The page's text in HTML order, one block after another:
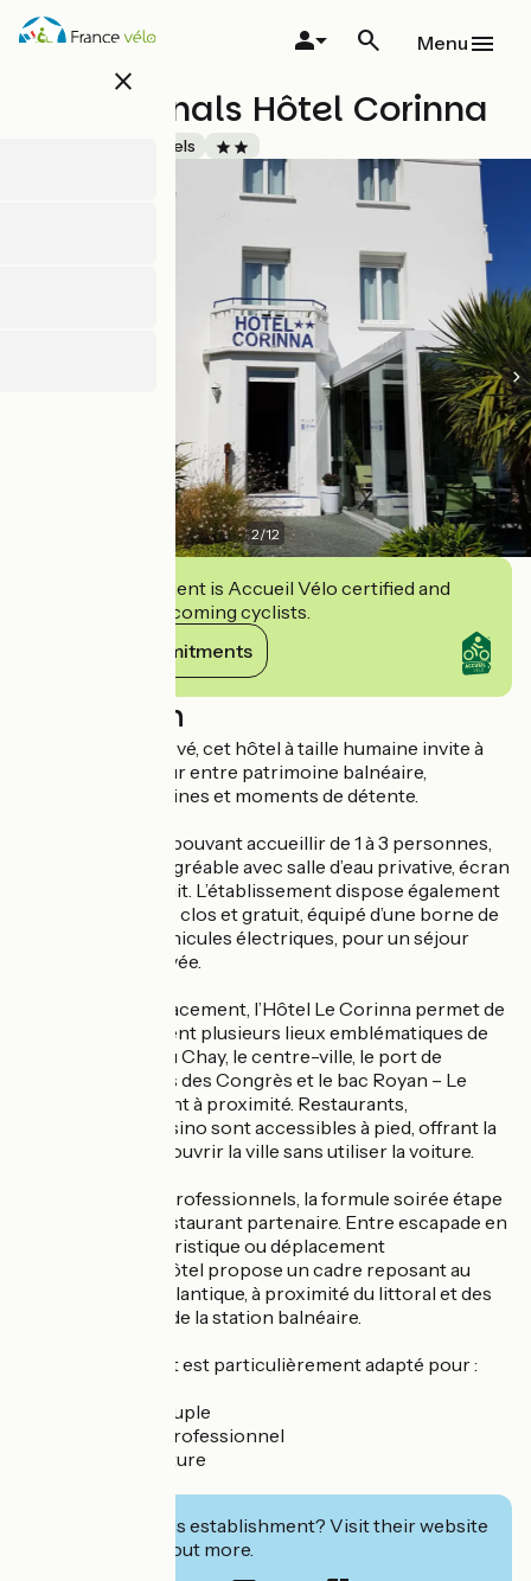
Skip
close
Menu
The Originals Hôtel Corinna
Hotels
2/12
This establishment is Accueil Vélo certified and
commits to welcoming cyclists.
View its commitments
Description
Entièrement rénové, cet hôtel à taille humaine invite à
profiter d’un séjour entre patrimoine balnéaire,
découvertes urbaines et moments de détente.
Les 14 chambres, pouvant accueillir de 1 à 3 personnes,
offrent un cadre agréable avec salle d’eau privative, écran
plat et Wi-Fi gratuit. L’établissement dispose également
d’un parking privé, clos et gratuit, équipé d’une borne de
recharge pour véhicules électriques, pour un séjour
pratique dès l’arrivée.
Grâce à son emplacement, l’Hôtel Le Corinna permet de
rejoindre facilement plusieurs lieux emblématiques de
Royan. La plage du Chay, le centre-ville, le port de
plaisance, le Palais des Congrès et le bac Royan – Le
Verdon se trouvent à proximité. Restaurants,
commerces et casino sont accessibles à pied, offrant la
possibilité de découvrir la ville sans utiliser la voiture.
Pour les séjours professionnels, la formule soirée étape
s’appuie sur un restaurant partenaire. Entre escapade en
couple, séjour touristique ou déplacement
professionnel, l’hôtel propose un cadre reposant au
cœur de Royan Atlantique, à proximité du littoral et des
incontournables de la station balnéaire.
Cet établissement est particulièrement adapté pour :
✔ Escapade en couple
✔ Déplacement professionnel
✔ Séjour sans voiture
Interested in this establishment? Visit their website
to book or find out more.